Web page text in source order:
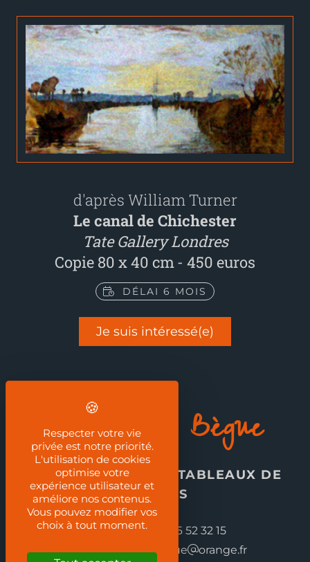
d'après William Turner
Le canal de Chichester
Tate Gallery Londres
Copie 80 x 40 cm
450 euros
DÉLAI 6 MOIS
Je suis intéressé(e)
Jean-Guy Bègue
REPRODUCTION DE TABLEAUX DE
MAÎTRES
Téléphone :
03 86 52 32 15
Email :jeanguy.begue orange.fr
Respecter votre vie
privée est notre priorité.
L'utilisation de cookies
optimise votre
expérience utilisateur et
améliore nos contenus.
Vous pouvez modifier vos
choix à tout moment.